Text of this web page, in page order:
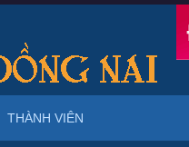
THÀNH VIÊN